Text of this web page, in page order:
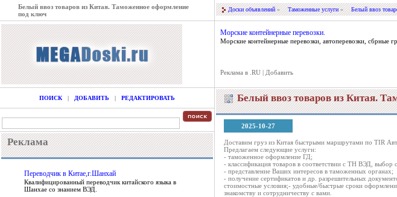
Белый ввоз товаров из Китая. Таможенное оформление
под ключ
Доски объявлений» Таможенные услуги» Белый ввоз
Морские контейнерные перевозки.
Морские контейнерные перевозки, автоперевозки, сбрные
Реклама в .RU | Добавить
ПОИСК | ДОБАВИТЬ | РЕДАКТИРОВАТЬ
Реклама
Переводчик в Китае,г.Шанхай
Квалифицированный переводчик китайского языка в
Шанхае со знанием ВЭД.
Белый ввоз товаров из Китая.
2025-10-27
Доставим груз из Китая быстрыми маршрутами по TIR
Предлагаем следующие услуги:
- таможенное оформление ГД;
- классификация товаров в соответствии с ТН ВЭД,
- представление Ваших интересов в таможенных органах;
- получение сертификатов и др. разрешительных
стоимостные условия;- удобные/быстрые сроки
знакомству и сотрудничеству с вами.